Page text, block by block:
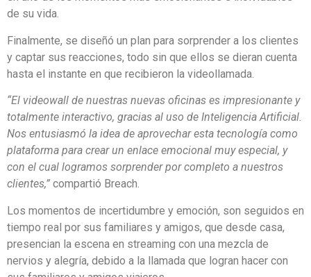
de su vida.
Finalmente, se diseñó un plan para sorprender a los clientes
y captar sus reacciones, todo sin que ellos se dieran cuenta
hasta el instante en que recibieron la videollamada.
“El videowall de nuestras nuevas oficinas es impresionante y
totalmente interactivo, gracias al uso de Inteligencia Artificial.
Nos entusiasmó la idea de aprovechar esta tecnología como
plataforma para crear un enlace emocional muy especial, y
con el cual logramos sorprender por completo a nuestros
clientes,” compartió Breach.
Los momentos de incertidumbre y emoción, son seguidos en
tiempo real por sus familiares y amigos, que desde casa,
presencian la escena en streaming con una mezcla de
nervios y alegría, debido a la llamada que logran hacer con